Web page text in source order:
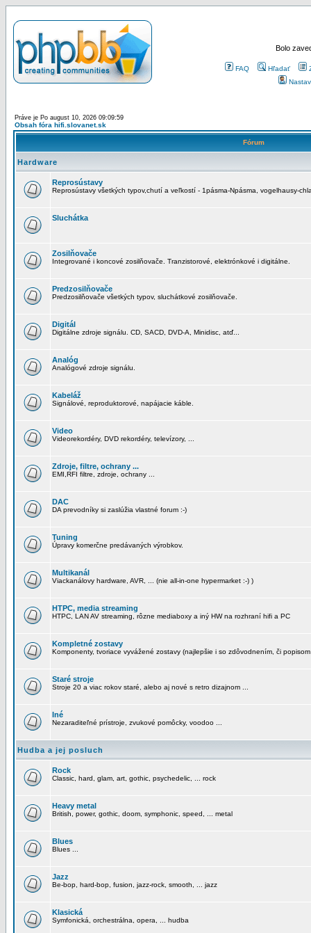
Bolo
FAQ Hľadať
Práve je Po august 10, 2026 09:09:59
Obsah fóra hifi.slovanet.sk
Fórum
Hardware
Reprosústavy
Reprosústavy všetkých typov,chutí a veľkostí - 1pásma-Npásma, vogelhausy-
Sluchátka
Zosilňovače
Integrované i koncové zosilňovače. Tranzistorové, elektrónkové i digitálne.
Predzosilňovače
Predzosilňovače všetkých typov, sluchátkové zosilňovače.
Digitál
Digitálne zdroje signálu. CD, SACD, DVD-A, Minidisc, atď...
Analóg
Analógové zdroje signálu.
Kabeláž
Signálové, reproduktorové, napájacie káble.
Video
Videorekordéry, DVD rekordéry, televízory, ...
Zdroje, filtre, ochrany ...
EMI,RFI filtre, zdroje, ochrany ...
DAC
DA prevodníky si zaslúžia vlastné forum :-)
Tuning
Úpravy komerčne predávaných výrobkov.
Multikanál
Viackanálovy hardware, AVR, ... (nie all-in-one hypermarket :-) )
HTPC, media streaming
HTPC, LAN AV streaming, rôzne mediaboxy a iný HW na rozhraní hifi a PC
Kompletné zostavy
Komponenty, tvoriace vyvážené zostavy (najlepšie i so zdôvodnením, či
Staré stroje
Stroje 20 a viac rokov staré, alebo aj nové s retro dizajnom ...
Iné
Nezaraditeľné prístroje, zvukové pomôcky, voodoo ...
Hudba a jej posluch
Rock
Classic, hard, glam, art, gothic, psychedelic, ... rock
Heavy metal
British, power, gothic, doom, symphonic, speed, ... metal
Blues
Blues ...
Jazz
Be-bop, hard-bop, fusion, jazz-rock, smooth, ... jazz
Klasická
Symfonická, orchestrálna, opera, ... hudba